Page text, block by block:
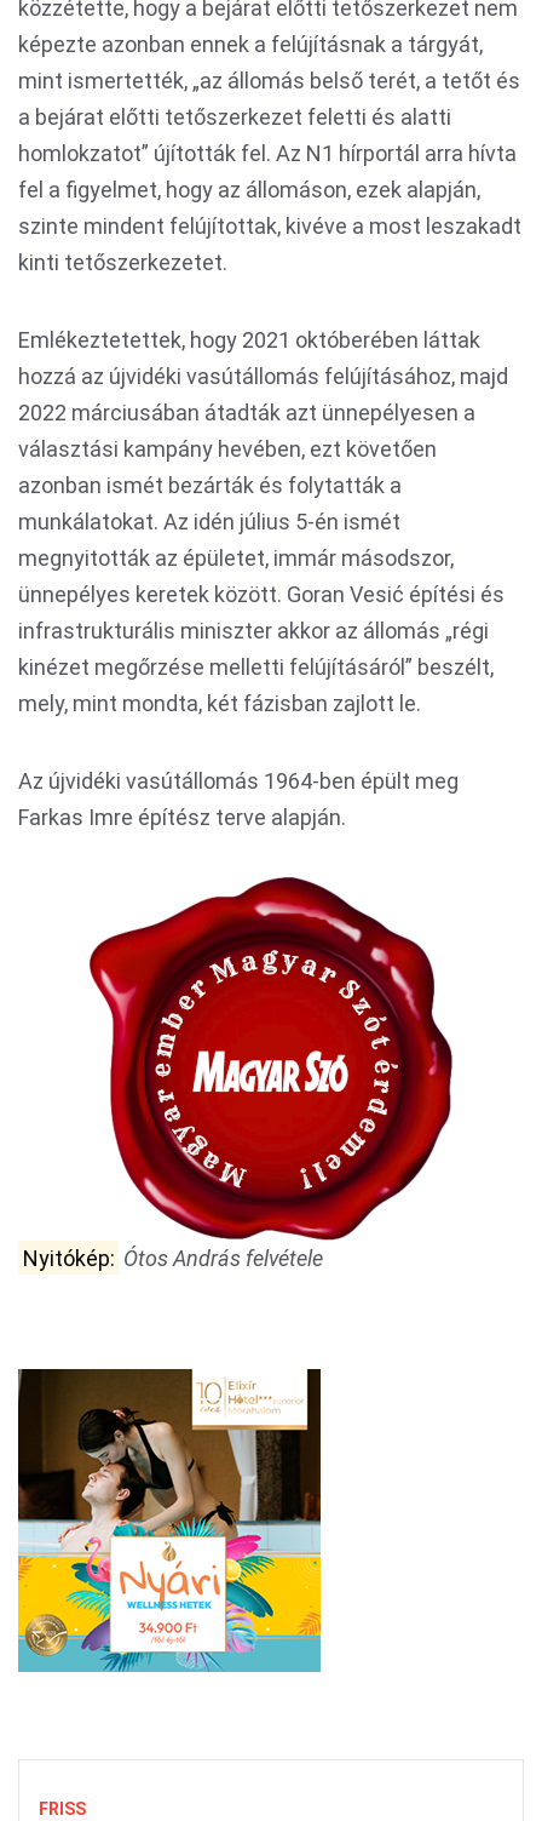
közzétette, hogy a bejárat előtti tetőszerkezet nem
képezte azonban ennek a felújításnak a tárgyát,
mint ismertették, „az állomás belső terét, a tetőt és
a bejárat előtti tetőszerkezet feletti és alatti
homlokzatot” újították fel. Az N1 hírportál arra hívta
fel a figyelmet, hogy az állomáson, ezek alapján,
szinte mindent felújítottak, kivéve a most leszakadt
kinti tetőszerkezetet.
Emlékeztetettek, hogy 2021 októberében láttak
hozzá az újvidéki vasútállomás felújításához, majd
2022 márciusában átadták azt ünnepélyesen a
választási kampány hevében, ezt követően
azonban ismét bezárták és folytatták a
munkálatokat. Az idén július 5-én ismét
megnyitották az épületet, immár másodszor,
ünnepélyes keretek között. Goran Vesić építési és
infrastrukturális miniszter akkor az állomás „régi
kinézet megőrzése melletti felújításáról” beszélt,
mely, mint mondta, két fázisban zajlott le.
Az újvidéki vasútállomás 1964-ben épült meg
Farkas Imre építész terve alapján.
Nyitókép: Ótos András felvétele
FRISS